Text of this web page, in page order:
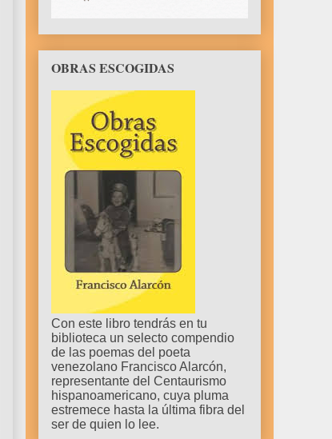
OBRAS ESCOGIDAS
Con este libro tendrás en tu
biblioteca un selecto compendio
de las poemas del poeta
venezolano Francisco Alarcón,
representante del Centaurismo
hispanoamericano, cuya pluma
estremece hasta la última fibra del
ser de quien lo lee.